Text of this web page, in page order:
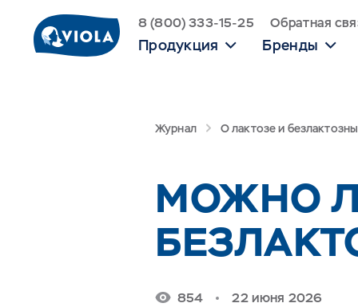
8 (800) 333-15-25 Обратная
Продукция Бренды
Журнал О лактозе и
МОЖНО
854 22 июня 2026